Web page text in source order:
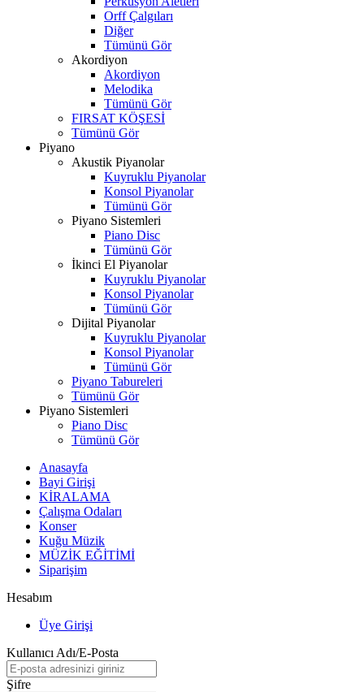
Orff Çalgıları
Diğer
Tümünü Gör
Akordiyon
Akordiyon
Melodika
Tümünü Gör
FIRSAT KÖŞESİ
Tümünü Gör
Piyano
Akustik Piyanolar
Kuyruklu Piyanolar
Konsol Piyanolar
Tümünü Gör
Piyano Sistemleri
Piano Disc
Tümünü Gör
İkinci El Piyanolar
Kuyruklu Piyanolar
Konsol Piyanolar
Tümünü Gör
Dijital Piyanolar
Kuyruklu Piyanolar
Konsol Piyanolar
Tümünü Gör
Piyano Tabureleri
Tümünü Gör
Piyano Sistemleri
Piano Disc
Tümünü Gör
Anasayfa
Bayi Girişi
KİRALAMA
Çalışma Odaları
Konser
Kuğu Müzik
MÜZİK EĞİTİMİ
Siparişim
Hesabım
Üye Girişi
Kullanıcı Adı/E-Posta
Şifre